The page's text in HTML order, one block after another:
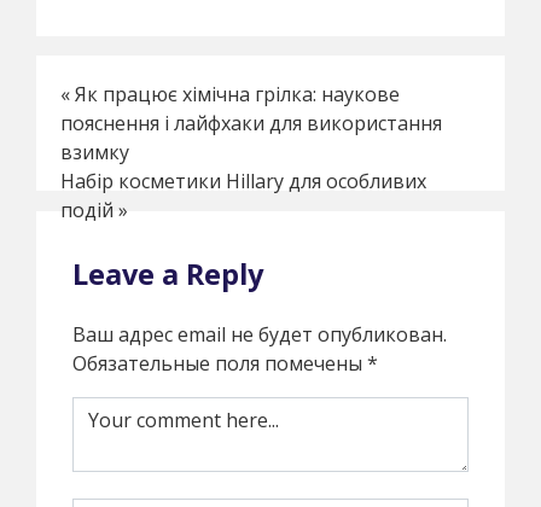
«Як працює хімічна грілка: наукове
пояснення і лайфхаки для використання
взимку
Набір косметики Hillary для особливих
подій»
Leave a Reply
Ваш адрес email не будет опубликован.
Обязательные поля помечены *